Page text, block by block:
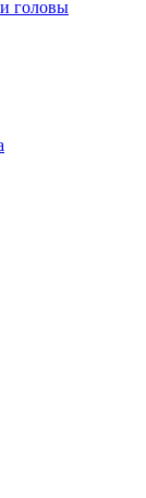
головы